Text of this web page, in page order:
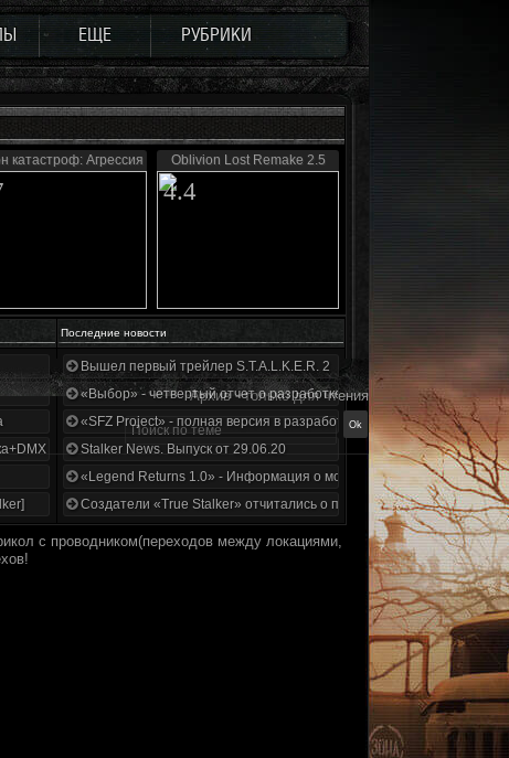
ЕЩЕ РУБРИКИ
катастроф: Агрессия Oblivion Lost Remake 2.5
4.4
Последние новости
1.3.5.ООП.МА.К.
Вышел первый трейлер S.T.A.L.K.E.R. 2
«Выбор» - четвертый отчет о разработке!
«SFZ Project» - полная версия в разработке!
Stalker News. Выпуск от 29.06.20
«Legend Returns 1.0» - Информация о моде за июнь 2020
Создатели «True Stalker» отчитались о проделанной работе
Архив - только для чтения
с проводником(переходов между локациями,